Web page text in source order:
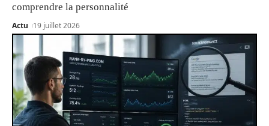
comprendre la personnalité
Actu 19 juillet 2026